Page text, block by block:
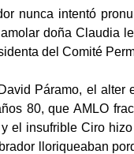
nunca intentó
doña Claudia
del Comité
Páramo, el
80, que AMLO
el insufrible Ciro
lloriqueaban